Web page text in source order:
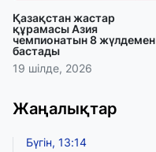
Қазақстан жастар
құрамасы Азия
чемпионатын 8 жүлдемен
бастады
19 шілде, 2026
Жаңалықтар
Бүгін, 13:14